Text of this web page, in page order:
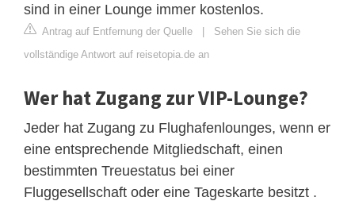
sind in einer Lounge immer kostenlos.
Antrag auf Entfernung der Quelle | Sehen Sie sich die
vollständige Antwort auf reisetopia.de an
Wer hat Zugang zur VIP-Lounge?
Jeder hat Zugang zu Flughafenlounges, wenn er
eine entsprechende Mitgliedschaft, einen
bestimmten Treuestatus bei einer
Fluggesellschaft oder eine Tageskarte besitzt .